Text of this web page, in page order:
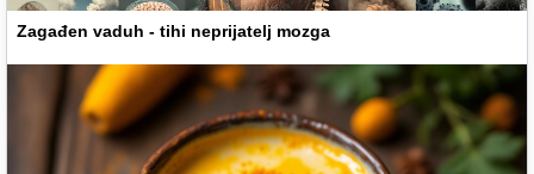
Zagađen vaduh - tihi neprijatelj mozga